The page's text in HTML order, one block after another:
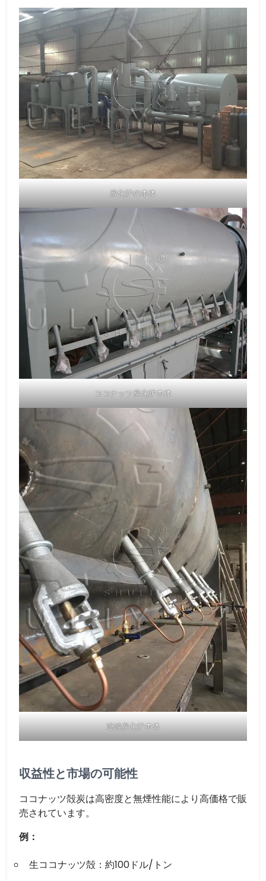
炭化炉の本体
ココナッツ炭化炉本体
連続炭化炉本体
収益性と市場の可能性
ココナッツ殻炭は高密度と無煙性能により高価格で販
売されています。
例：
生ココナッツ殻：約100ドル/トン